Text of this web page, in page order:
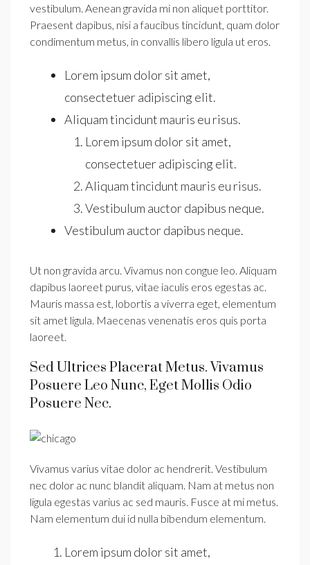
vestibulum. Aenean gravida mi non aliquet porttitor.
Praesent dapibus, nisi a faucibus tincidunt, quam dolor
condimentum metus, in convallis libero ligula ut eros.
Lorem ipsum dolor sit amet,
consectetuer adipiscing elit.
Aliquam tincidunt mauris eu risus.
Lorem ipsum dolor sit amet,
consectetuer adipiscing elit.
Aliquam tincidunt mauris eu risus.
Vestibulum auctor dapibus neque.
Vestibulum auctor dapibus neque.
Ut non gravida arcu. Vivamus non congue leo. Aliquam
dapibus laoreet purus, vitae iaculis eros egestas ac.
Mauris massa est, lobortis a viverra eget, elementum
sit amet ligula. Maecenas venenatis eros quis porta
laoreet.
Sed Ultrices Placerat Metus. Vivamus
Posuere Leo Nunc, Eget Mollis Odio
Posuere Nec.
Vivamus varius vitae dolor ac hendrerit. Vestibulum
nec dolor ac nunc blandit aliquam. Nam at metus non
ligula egestas varius ac sed mauris. Fusce at mi metus.
Nam elementum dui id nulla bibendum elementum.
Lorem ipsum dolor sit amet,